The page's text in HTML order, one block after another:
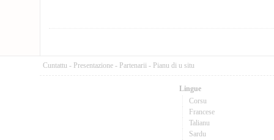
Cuntattu - Presentazione - Partenarii - Pianu di u situ
Lingue
Corsu
Francese
Talianu
Sardu